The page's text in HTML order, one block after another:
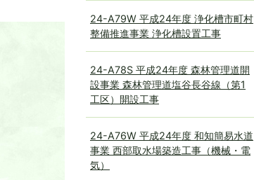
24-A79W 平成24年度 浄化槽市町村
整備推進事業 浄化槽設置工事
24-A78S 平成24年度 森林管理道開
設事業 森林管理道塩谷長谷線（第1
工区）開設工事
24-A76W 平成24年度 和知簡易水道
事業 西部取水場築造工事（機械・電
気）